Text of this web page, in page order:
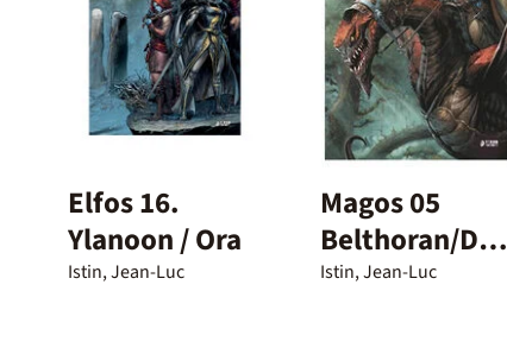
Elfos 16.
Ylanoon / Ora
Istin, Jean-Luc
Magos 05
Belthoran/Dis
ha
Istin, Jean-Luc